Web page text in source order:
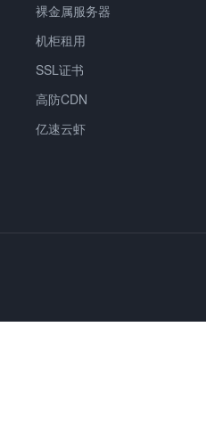
裸金属服务器
机柜租用
SSL证书
高防CDN
亿速云虾